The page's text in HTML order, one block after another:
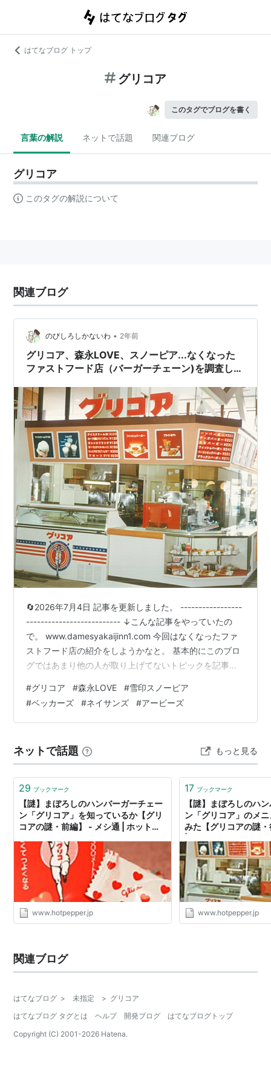
はてなブログ トップ
グリコア
このタグでブログを書く
言葉の解説 ネットで話題 関連ブログ
グリコア
このタグの解説について
関連ブログ
のびしろしかないわ • 2年前
グリコア、森永LOVE、スノーピア...なくなった
ファストフード店（バーガーチェーン)を調査して
🔄2026年7月4日 記事を更新しました。 -----------------
-------------------------- ↓こんな記事をやっていたの
で。 www.damesyakaijinn1.com 今回はなくなったファ
ストフード店の紹介をしようかなと。 基本的にこのブロ
グではあまり他の人が取り上げてないトピックを記事に
イトでもよく取り上げられているトピックなので、内容
は重複するかもですが... なくなった回転寿司チェーンの
記事なんてほとんど誰も書いてないのにね。(笑)
#グリコア #森永LOVE #雪印スノーピア
#ベッカーズ #ネイサンズ #アービーズ
ネットで話題 もっと見る
29 ブックマーク
【謎】まぼろしのハンバーガーチェー
ン「グリコア」を知っているか【グリ
コアの謎・前編】 - メシ通 | ホットペ
www.hotpepper.jp
17 ブックマーク
【謎】まぼろしのハ
ン「グリコア」のメ
みた【グリコアの謎
www.hotpepper.jp
関連ブログ
はてなブログ > 未指定 > グリコア
はてなブログ タグとは
ヘルプ 開発ブログ
はてなブログトップ
Copyright (C) 2001-2026 Hatena.